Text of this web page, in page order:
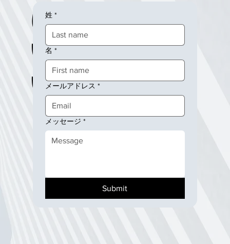
に関するお問
い合わせにつ
いては、こち
らからご連絡
ください。
姓 *
名 *
メールアドレス *
メッセージ *
Submit